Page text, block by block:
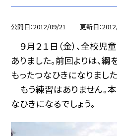
公開日 2012/09/21 更新日
９月２１日（金）、全校
ありました。前回よりは、綱
もったつなひきになりました
もう練習はありません。
なひきになるでしょう。